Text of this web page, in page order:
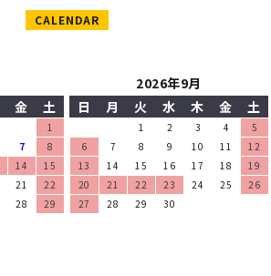
CALENDAR
金 土
1
7
8
14
15
21
22
28
29
2026年9月
日
月 火 水 木 金 土
1 2 3 4
5
6
7 8 9 10 11
12
13
14 15 16 17 18
19
20
21 22 23 24 25
26
27
28 29 30